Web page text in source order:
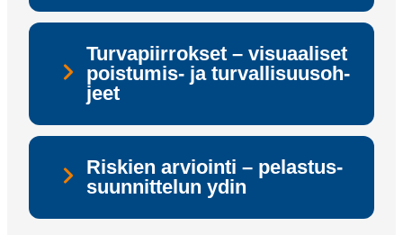
Tur­va­piir­rok­set – vi­su­aa­li­set
poistumis-​ ja tur­val­li­suus­oh­
jeet
Ris­kien ar­vioin­ti – pe­las­tus­
suun­nit­te­lun ydin